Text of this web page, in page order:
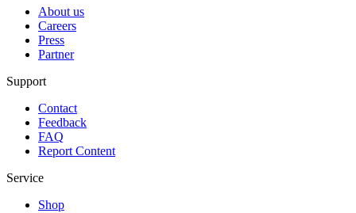
About us
Careers
Press
Partner
Support
Contact
Feedback
FAQ
Report Content
Service
Shop